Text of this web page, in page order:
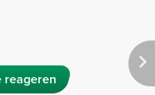
reageren